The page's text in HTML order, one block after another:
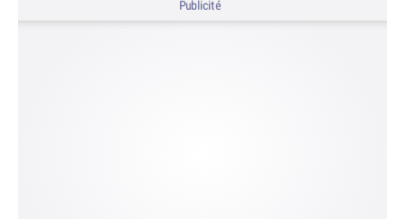
Publicité